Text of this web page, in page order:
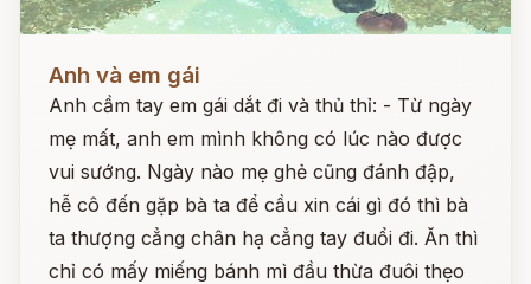
Anh và em gái
Anh cầm tay em gái dắt đi và thủ thỉ: - Từ ngày
mẹ mất, anh em mình không có lúc nào được
vui sướng. Ngày nào mẹ ghẻ cũng đánh đập,
hễ cô đến gặp bà ta để cầu xin cái gì đó thì bà
ta thượng cẳng chân hạ cẳng tay đuổi đi. Ăn thì
chỉ có mấy miếng bánh mì đầu thừa đuôi thẹo